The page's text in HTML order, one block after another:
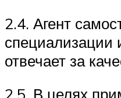
2.4. Агент
специализации
отвечает за
2.5. В целях